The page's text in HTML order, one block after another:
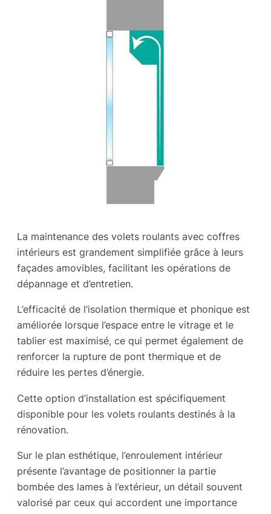
La maintenance des volets roulants avec coffres
intérieurs est grandement simplifiée grâce à leurs
façades amovibles, facilitant les opérations de
dépannage et d’entretien.
L’efficacité de l’isolation thermique et phonique est
améliorée lorsque l’espace entre le vitrage et le
tablier est maximisé, ce qui permet également de
renforcer la rupture de pont thermique et de
réduire les pertes d’énergie.
Cette option d’installation est spécifiquement
disponible pour les volets roulants destinés à la
rénovation.
Sur le plan esthétique, l’enroulement intérieur
présente l’avantage de positionner la partie
bombée des lames à l’extérieur, un détail souvent
valorisé par ceux qui accordent une importance